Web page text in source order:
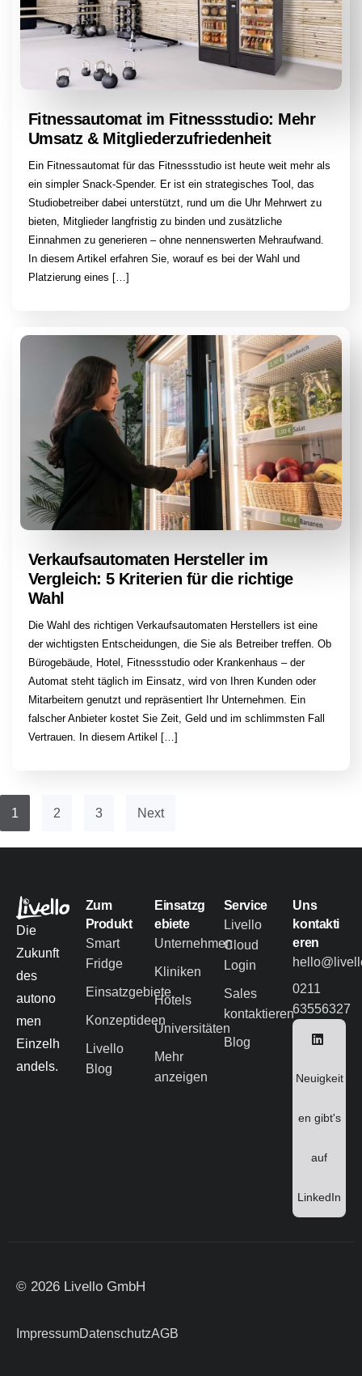
Fitnessautomat im Fitnessstudio: Mehr
Umsatz & Mitgliederzufriedenheit
Ein Fitnessautomat für das Fitnessstudio ist heute weit mehr als
ein simpler Snack-Spender. Er ist ein strategisches Tool, das
Studiobetreiber dabei unterstützt, rund um die Uhr Mehrwert zu
bieten, Mitglieder langfristig zu binden und zusätzliche
Einnahmen zu generieren – ohne nennenswerten Mehraufwand.
In diesem Artikel erfahren Sie, worauf es bei der Wahl und
Platzierung eines […]
Verkaufsautomaten Hersteller im
Vergleich: 5 Kriterien für die richtige
Wahl
Die Wahl des richtigen Verkaufsautomaten Herstellers ist eine
der wichtigsten Entscheidungen, die Sie als Betreiber treffen. Ob
Bürogebäude, Hotel, Fitnessstudio oder Krankenhaus – der
Automat steht täglich im Einsatz, wird von Ihren Kunden oder
Mitarbeitern genutzt und repräsentiert Ihr Unternehmen. Ein
falscher Anbieter kostet Sie Zeit, Geld und im schlimmsten Fall
Vertrauen. In diesem Artikel […]
1 2 3 Next
Die
Zukunft
des
autono
men
Einzelh
andels.
Zum
Produkt
Smart
Fridge
Einsatzgebiete
Konzeptideen
Livello
Blog
Einsatzg
ebiete
Unternehmen
Kliniken
Hotels
Universitäten
Mehr
anzeigen
Service
Livello
Cloud
Login
Sales
kontaktieren
Blog
Uns
kontakti
eren
0211
63556327
Neuigkeit
en gibt's
auf
LinkedIn
© 2026 Livello GmbH
ImpressumDatenschutzAGB